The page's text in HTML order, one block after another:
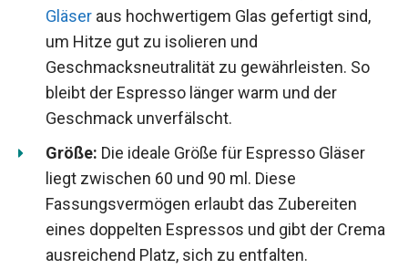
Gläser aus hochwertigem Glas gefertigt sind,
um Hitze gut zu isolieren und
Geschmacksneutralität zu gewährleisten. So
bleibt der Espresso länger warm und der
Geschmack unverfälscht.
Größe: Die ideale Größe für Espresso Gläser
liegt zwischen 60 und 90 ml. Diese
Fassungsvermögen erlaubt das Zubereiten
eines doppelten Espressos und gibt der Crema
ausreichend Platz, sich zu entfalten.